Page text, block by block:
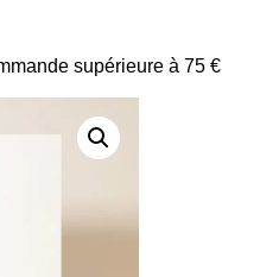
supérieure à 75 €